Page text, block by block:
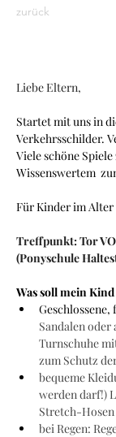
zurück
Liebe Eltern,
Startet mit uns in
Verkehrsschilder.
Viele schöne
Wissenswertem
Für Kinder im Alter
Treffpunkt: Tor
(Ponyschule
Was soll mein
Geschlossene,
Sandalen
Turnschuhe
zum Schutz
bequeme
werden darf!)
Stretch-
bei Regen: